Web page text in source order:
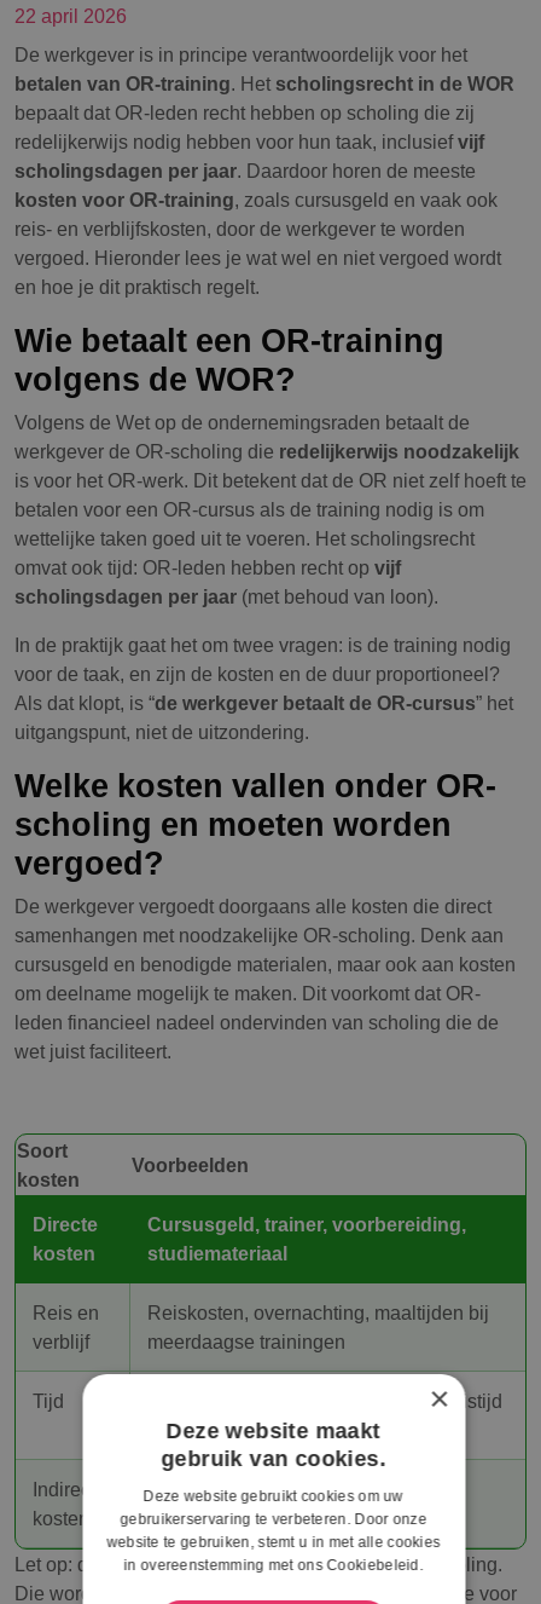
22 april 2026
De werkgever is in principe verantwoordelijk voor het
betalen van OR-training. Hetscholingsrecht in de WOR
bepaalt dat OR-leden recht hebben op scholing die zij
redelijkerwijs nodig hebben voor hun taak, inclusiefvijf
scholingsdagen per jaar. Daardoor horen de meeste
kosten voor OR-training, zoals cursusgeld en vaak ook
reis- en verblijfskosten, door de werkgever te worden
vergoed. Hieronder lees je wat wel en niet vergoed wordt
en hoe je dit praktisch regelt.
Wie betaalt een OR-training
volgens de WOR?
Volgens de Wet op de ondernemingsraden betaalt de
werkgever de OR-scholing die redelijkerwijs noodzakelijk
is voor het OR-werk. Dit betekent dat de OR niet zelf hoeft te
betalen voor een OR-cursus als de training nodig is om
wettelijke taken goed uit te voeren. Het scholingsrecht
omvat ook tijd: OR-leden hebben recht op vijf
scholingsdagen per jaar (met behoud van loon).
In de praktijk gaat het om twee vragen: is de training nodig
voor de taak, en zijn de kosten en de duur proportioneel?
Als dat klopt, is “de werkgever betaalt de OR-cursus” het
uitgangspunt, niet de uitzondering.
Welke kosten vallen onder OR-
scholing en moeten worden
vergoed?
De werkgever vergoedt doorgaans alle kosten die direct
samenhangen met noodzakelijke OR-scholing. Denk aan
cursusgeld en benodigde materialen, maar ook aan kosten
om deelname mogelijk te maken. Dit voorkomt dat OR-
leden financieel nadeel ondervinden van scholing die de
wet juist faciliteert.
Soort
kosten
Voorbeelden
Directe
kosten
Cursusgeld, trainer, voorbereiding,
studiemateriaal
Reis en
verblijf
Reiskosten, overnachting, maaltijden bij
meerdaagse trainingen
Tijd
Scholingsdagen (5 per jaar), soms reistijd
onder werktijd
Indirecte
kosten
Vervanging, interne uren, planning
Let op: de SER hanteert richtbedragen voor OR-scholing.
Die worden in gesprekken vaak gebruikt als referentie voor
×
Deze website maakt
gebruik van cookies.
Deze website gebruikt cookies om uw
gebruikerservaring te verbeteren. Door onze
website te gebruiken, stemt u in met alle cookies
in overeenstemming met ons Cookiebeleid.